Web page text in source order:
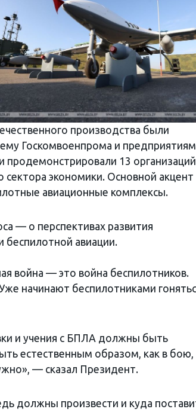
производства были
Госкомвоенпрома и
продемонстрировали 13 организаций
экономики. Основной акцент
авиационные комплексы.
— о перспективах развития
беспилотной авиации.
война — это война беспилотников.
начинают беспилотниками
и учения с БПЛА должны быть
естественным образом, как в бою,
— сказал Президент.
должны произвести и куда